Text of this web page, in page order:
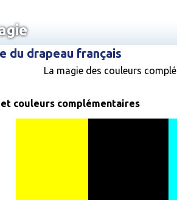
du drapeau français
La magie des couleurs
couleurs complémentaires